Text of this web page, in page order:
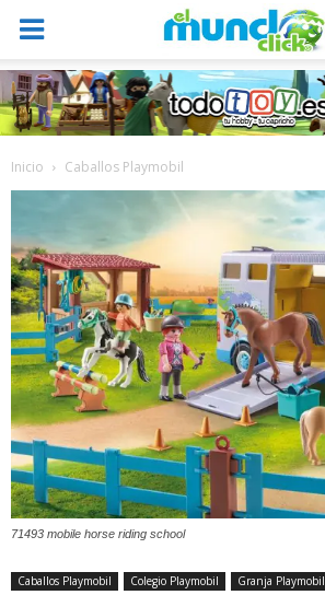
Inicio Caballos Playmobil
71493 mobile horse riding school
Caballos Playmobil Colegio Playmobil Granja Playmobil